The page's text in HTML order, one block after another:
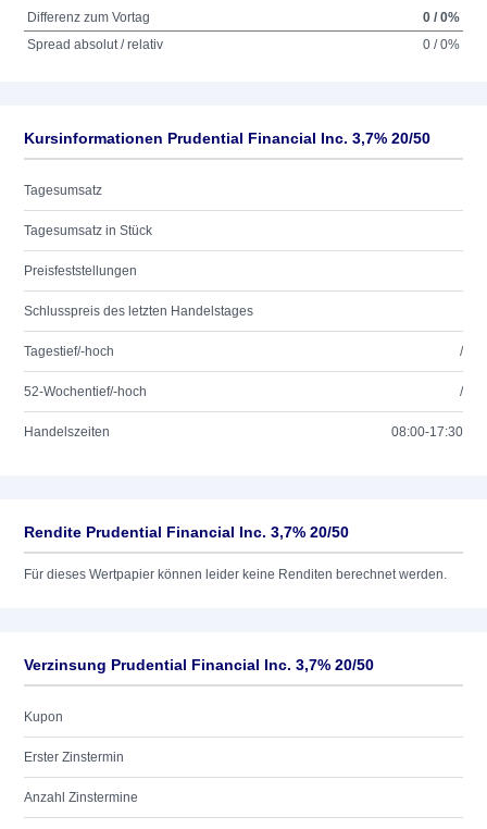
Differenz zum Vortag
0 / 0%
Spread absolut / relativ
0 / 0%
Kursinformationen Prudential Financial Inc. 3,7% 20/50
Tagesumsatz
Tagesumsatz in Stück
Preisfeststellungen
Schlusspreis des letzten Handelstages
Tagestief/-hoch /
52-Wochentief/-hoch /
Handelszeiten 08:00-17:30
Rendite Prudential Financial Inc. 3,7% 20/50
Für dieses Wertpapier können leider keine Renditen berechnet werden.
Verzinsung Prudential Financial Inc. 3,7% 20/50
Kupon
Erster Zinstermin
Anzahl Zinstermine